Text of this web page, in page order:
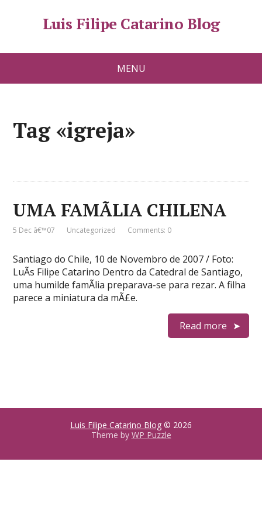
Luis Filipe Catarino Blog
MENU
Tag «igreja»
UMA FAMÃLIA CHILENA
5 Dec â€™07 Uncategorized Comments: 0
Santiago do Chile, 10 de Novembro de 2007 / Foto:
LuÃ­s Filipe Catarino Dentro da Catedral de Santiago,
uma humilde famÃ­lia preparava-se para rezar. A filha
parece a miniatura da mÃ£e.
Read more
Luis Filipe Catarino Blog © 2026
Theme by WP Puzzle